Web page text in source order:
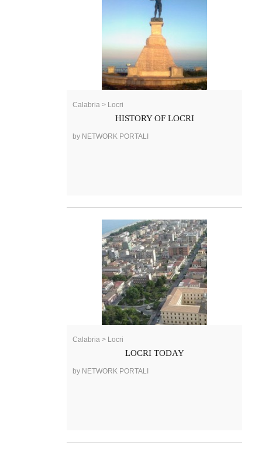
Calabria > Locri
HISTORY OF LOCRI
by NETWORK PORTALI
Calabria > Locri
LOCRI TODAY
by NETWORK PORTALI